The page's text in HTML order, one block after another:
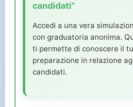
candidati”
Accedi a una vera
con graduatoria anonima.
ti permette di conoscere il
preparazione in relazione
candidati.